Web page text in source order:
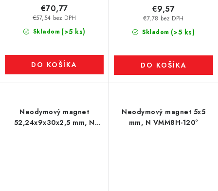
Skladom (>5 ks)
€57,54 bez DPH
€70,77
DO KOŠÍKA
Skladom (>5 ks)
€7,78 bez DPH
€9,57
DO KOŠÍKA
Neodymový magnet
52,24x9x30x2,5 mm, N
Neodymový magnet 5x5
mm, N VMM8H-120°